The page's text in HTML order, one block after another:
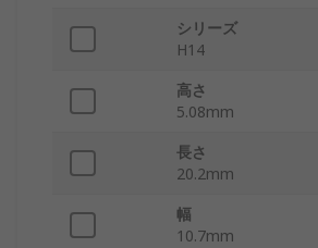
シリーズ
H14
高さ
5.08mm
長さ
20.2mm
幅
10.7mm